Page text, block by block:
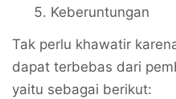
Keberuntungan
Tak perlu khawatir
dapat terbebas dari
yaitu sebagai berikut: